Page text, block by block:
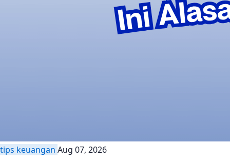
tips keuangan Aug 07, 2026